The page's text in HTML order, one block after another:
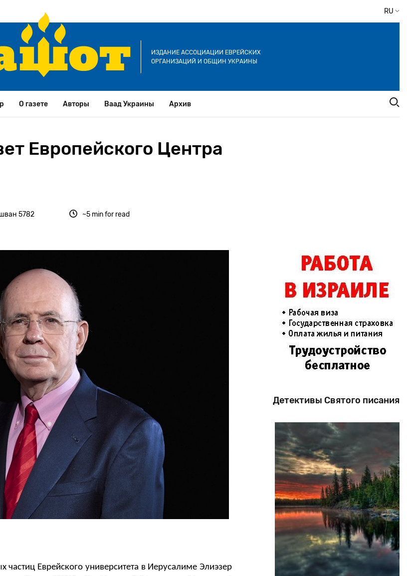
RU
ИЗДАНИЕ АССОЦИАЦИИ ЕВРЕЙСКИХ
ОРГАНИЗАЦИЙ И ОБЩИН УКРАИНЫ
О газете Авторы Ваад Украины Архив
Европейского Центра
5782 ~5 min for read
Еврейского университета в Иерусалиме Элиэзер
Детективы Святого писания